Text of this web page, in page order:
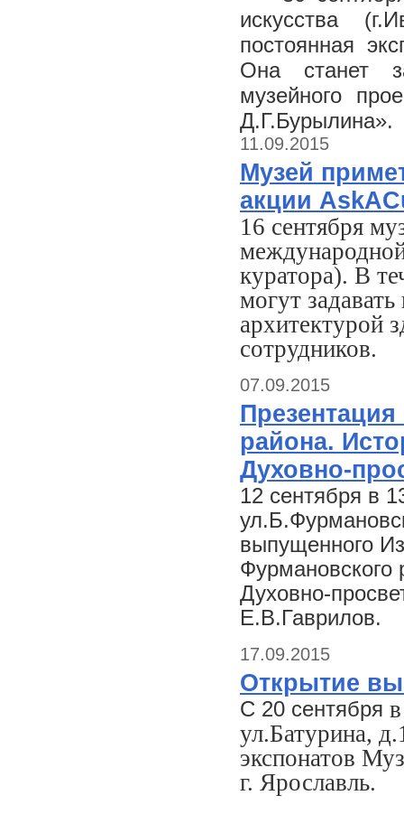
искусства
постоянная
Она станет
музейного
Д.Г.Бурылина».
11.09.2015
Музей
акции
16 сентября
куратора). В
могут
архитектурой
сотрудников.
07.09.2015
района.
Духовно-
12 сентября в
выпущенного
Фурмановского
Духовно-
Е.В.Гаврилов.
17.09.2015
Открытие
С 20 сентября
ул.Батурина,
экспонатов
г. Ярославль.